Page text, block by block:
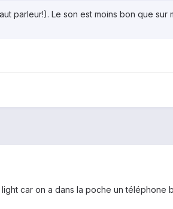
parleur!). Le son est moins bon que sur
car on a dans la poche un